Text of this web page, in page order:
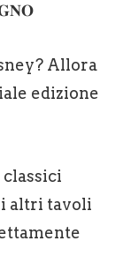
Allora
edizione
altri tavoli